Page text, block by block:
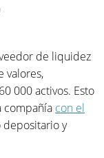
de liquidez
valores,
000 activos. Esto
compañía con el
depositario y